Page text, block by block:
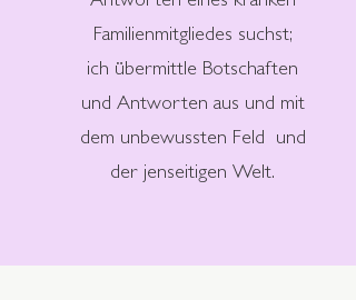
Familienmitgliedes suchst;
ich übermittle Botschaften
und Antworten aus und mit
dem unbewussten Feld und
der jenseitigen Welt.